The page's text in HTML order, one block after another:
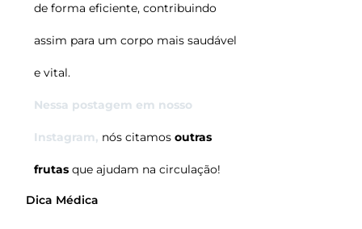
de forma eficiente, contribuindo
assim para um corpo mais saudável
e vital.
Nessa postagem em nosso
Instagram, nós citamos outras
frutas que ajudam na circulação!
Dica Médica